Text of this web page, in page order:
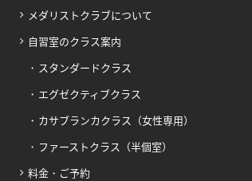
メダリストクラブについて
自習室のクラス案内
スタンダードクラス
エグゼクティブクラス
カサブランカクラス（女性専用）
ファーストクラス（半個室）
料金・ご予約